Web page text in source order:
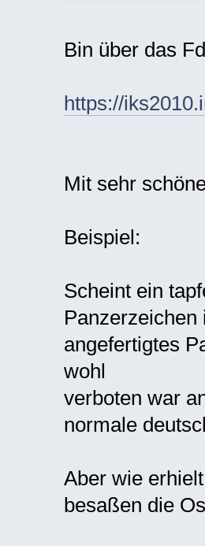
Bin über das
https://
Mit sehr
Beispiel:
Scheint ein
angefertigtes
wohl
verboten war
normale
Aber wie
besaßen die